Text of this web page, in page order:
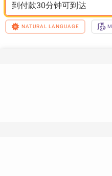
到付款30分钟可到达
NATURAL LANGUAGE